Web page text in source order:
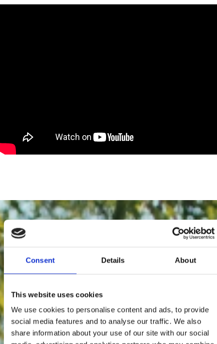
Consent Details About
This website uses cookies
We use cookies to personalise content and ads, to provide
social media features and to analyse our traffic. We also
share information about your use of our site with our social